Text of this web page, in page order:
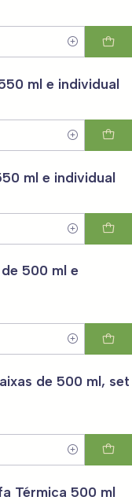
ml e individual
ml e individual
500 ml e
de 500 ml, set
Térmica 500 ml